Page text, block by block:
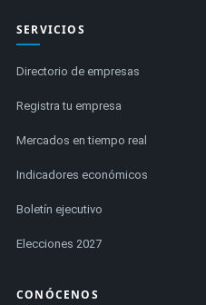
SERVICIOS
Directorio de empresas
Registra tu empresa
Mercados en tiempo real
Indicadores económicos
Boletín ejecutivo
Elecciones 2027
CONÓCENOS